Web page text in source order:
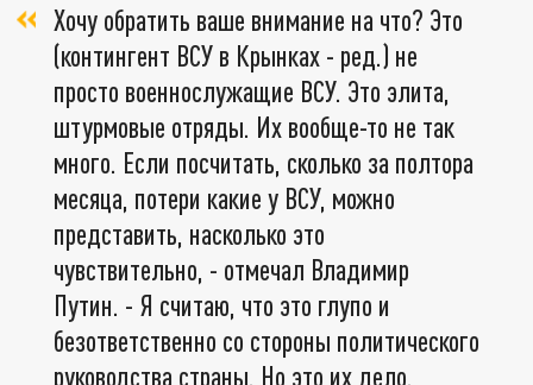
Хочу обратить ваше внимание на что? Это
(контингент ВСУ в Крынках - ред.) не
просто военнослужащие ВСУ. Это элита,
штурмовые отряды. Их вообще-то не так
много. Если посчитать, сколько за полтора
месяца, потери какие у ВСУ, можно
представить, насколько это
чувствительно, - отмечал Владимир
Путин. - Я считаю, что это глупо и
безответственно со стороны политического
руководства страны. Но это их дело.